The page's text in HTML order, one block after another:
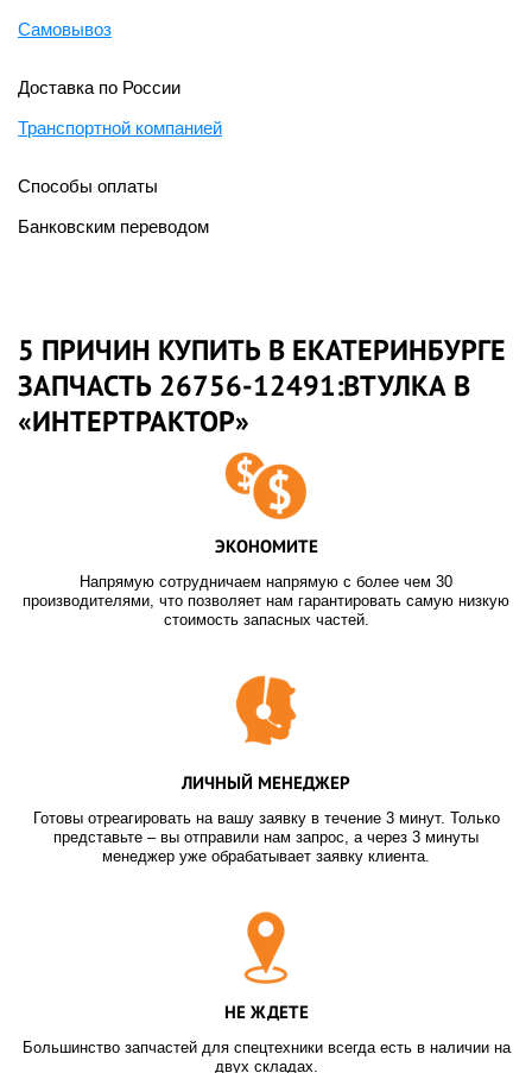
Самовывоз
Доставка по России
Транспортной компанией
Способы оплаты
Банковским переводом
5 ПРИЧИН КУПИТЬ В ЕКАТЕРИНБУРГЕ
ЗАПЧАСТЬ 26756-12491:ВТУЛКА В
«ИНТЕРТРАКТОР»
ЭКОНОМИТЕ
Напрямую сотрудничаем напрямую с более чем 30
производителями, что позволяет нам гарантировать самую низкую
стоимость запасных частей.
ЛИЧНЫЙ МЕНЕДЖЕР
Готовы отреагировать на вашу заявку в течение 3 минут. Только
представьте – вы отправили нам запрос, а через 3 минуты
менеджер уже обрабатывает заявку клиента.
НЕ ЖДЕТЕ
Большинство запчастей для спецтехники всегда есть в наличии на
двух складах.